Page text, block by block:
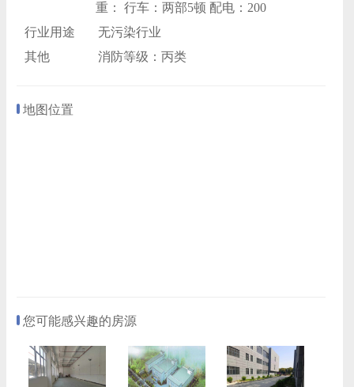
重： 行车：两部5顿 配电：200
行业用途
无污染行业
其他
消防等级：丙类
地图位置
您可能感兴趣的房源